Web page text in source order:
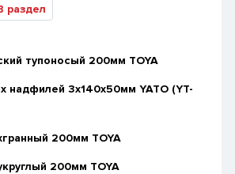
раздел
тупоносый 200мм TOYA
надфилей 3х140х50мм YATO (YT-
200мм TOYA
200мм TOYA